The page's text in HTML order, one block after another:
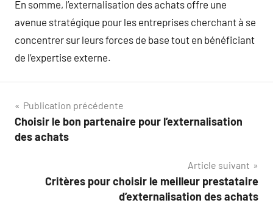
En somme, l’externalisation des achats offre une
avenue stratégique pour les entreprises cherchant à se
concentrer sur leurs forces de base tout en bénéficiant
de l’expertise externe.
Navigation
de
Publication précédente
Choisir le bon partenaire pour l’externalisation
des achats
Article suivant
Critères pour choisir le meilleur prestataire
d’externalisation des achats